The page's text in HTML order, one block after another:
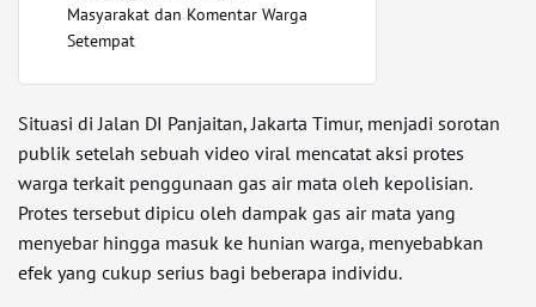
Masyarakat dan Komentar Warga
Setempat
Situasi di Jalan DI Panjaitan, Jakarta Timur, menjadi sorotan
publik setelah sebuah video viral mencatat aksi protes
warga terkait penggunaan gas air mata oleh kepolisian.
Protes tersebut dipicu oleh dampak gas air mata yang
menyebar hingga masuk ke hunian warga, menyebabkan
efek yang cukup serius bagi beberapa individu.